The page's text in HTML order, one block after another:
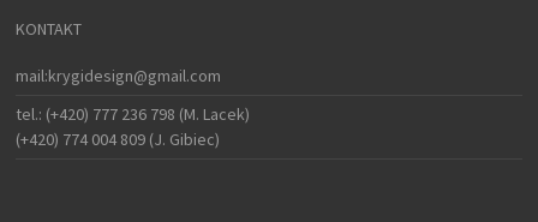
KONTAKT
mail:krygidesign@gmail.com
tel.: (+420) 777 236 798 (M. Lacek)
(+420) 774 004 809 (J. Gibiec)